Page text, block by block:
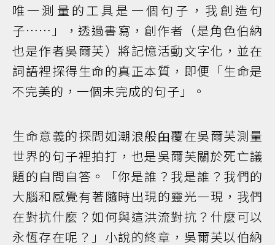
唯一測量的工具是一個句子，我創造句
子……」，透過書寫，創作者（是角色伯納
也是作者吳爾芙）將記憶活動文字化，並在
詞語裡探得生命的真正本質，即便「生命是
不完美的，一個未完成的句子」。
生命意義的探問如潮浪般甶覆在吳爾芙測量
世界的句子裡拍打，也是吳爾芙關於死亡議
題的自問自答。「你是誰？我是誰？我們的
大腦和感覺有著隨時出現的靈光一現，我們
在對抗什麼？如何與這洪流對抗？什麼可以
永恆存在呢？」小說的終章，吳爾芙以伯納